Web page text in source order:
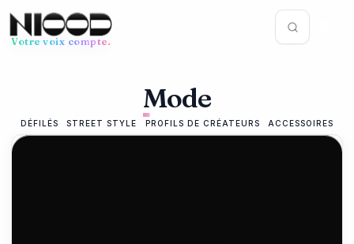
Votre voix compte.
STYLE DE VIE
Mode
DÉFILÉS STREET STYLE PROFILS DE CRÉATEURS ACCESSOIRES